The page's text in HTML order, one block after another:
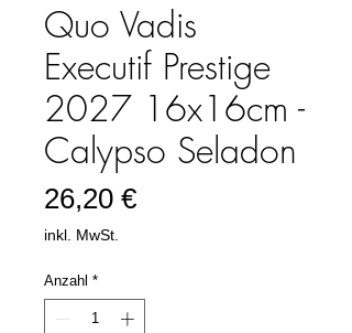
Quo Vadis
Executif Prestige
2027 16x16cm -
Calypso Seladon
26,20 €Preis
inkl. MwSt.
Anzahl *